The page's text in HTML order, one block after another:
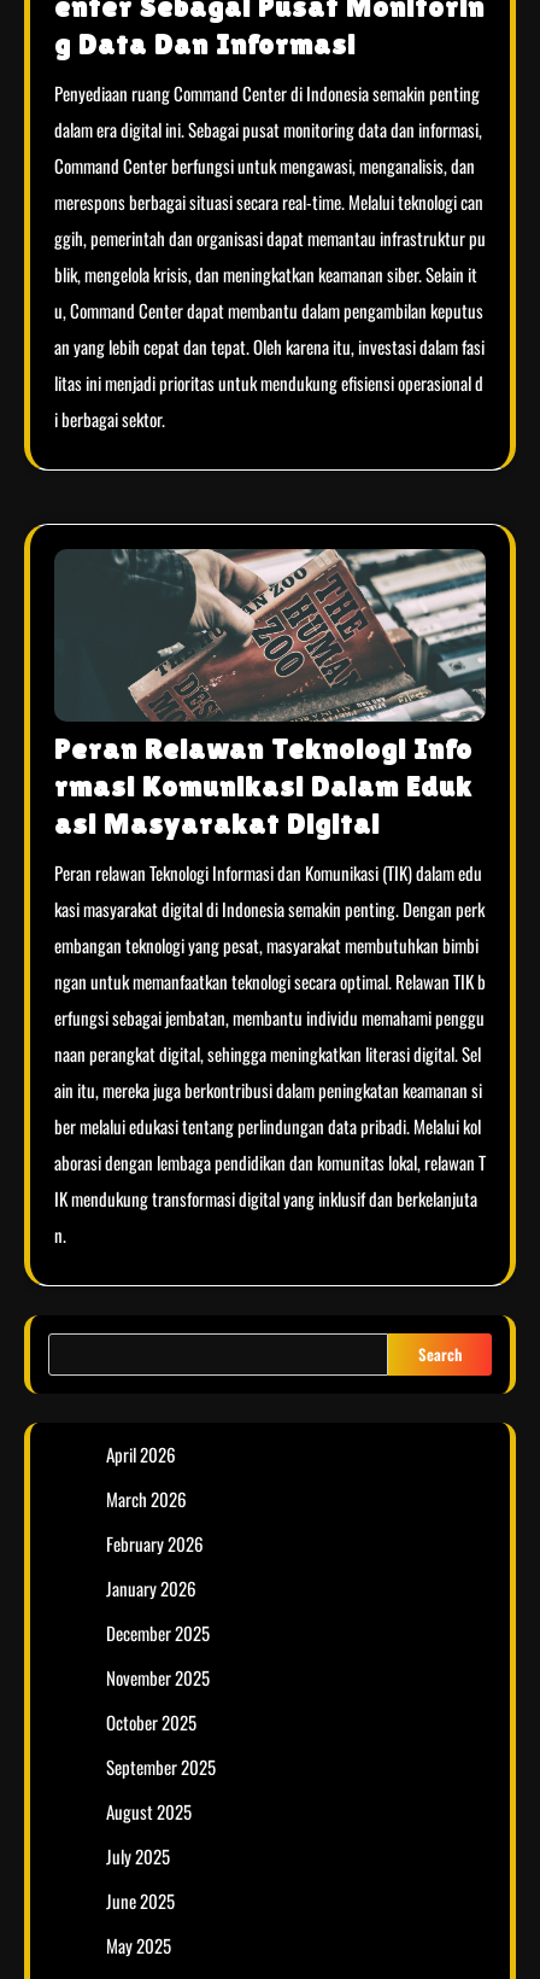
enter Sebagai Pusat Monitorin
g Data Dan Informasi
Penyediaan ruang Command Center di Indonesia semakin penting
dalam era digital ini. Sebagai pusat monitoring data dan informasi,
Command Center berfungsi untuk mengawasi, menganalisis, dan
merespons berbagai situasi secara real-time. Melalui teknologi can
ggih, pemerintah dan organisasi dapat memantau infrastruktur pu
blik, mengelola krisis, dan meningkatkan keamanan siber. Selain it
u, Command Center dapat membantu dalam pengambilan keputus
an yang lebih cepat dan tepat. Oleh karena itu, investasi dalam fasi
litas ini menjadi prioritas untuk mendukung efisiensi operasional d
i berbagai sektor.
Peran Relawan Teknologi Info
rmasi Komunikasi Dalam Eduk
asi Masyarakat Digital
Peran relawan Teknologi Informasi dan Komunikasi (TIK) dalam edu
kasi masyarakat digital di Indonesia semakin penting. Dengan perk
embangan teknologi yang pesat, masyarakat membutuhkan bimbi
ngan untuk memanfaatkan teknologi secara optimal. Relawan TIK b
erfungsi sebagai jembatan, membantu individu memahami penggu
naan perangkat digital, sehingga meningkatkan literasi digital. Sel
ain itu, mereka juga berkontribusi dalam peningkatan keamanan si
ber melalui edukasi tentang perlindungan data pribadi. Melalui kol
aborasi dengan lembaga pendidikan dan komunitas lokal, relawan T
IK mendukung transformasi digital yang inklusif dan berkelanjuta
n.
Search
April 2026
March 2026
February 2026
January 2026
December 2025
November 2025
October 2025
September 2025
August 2025
July 2025
June 2025
May 2025